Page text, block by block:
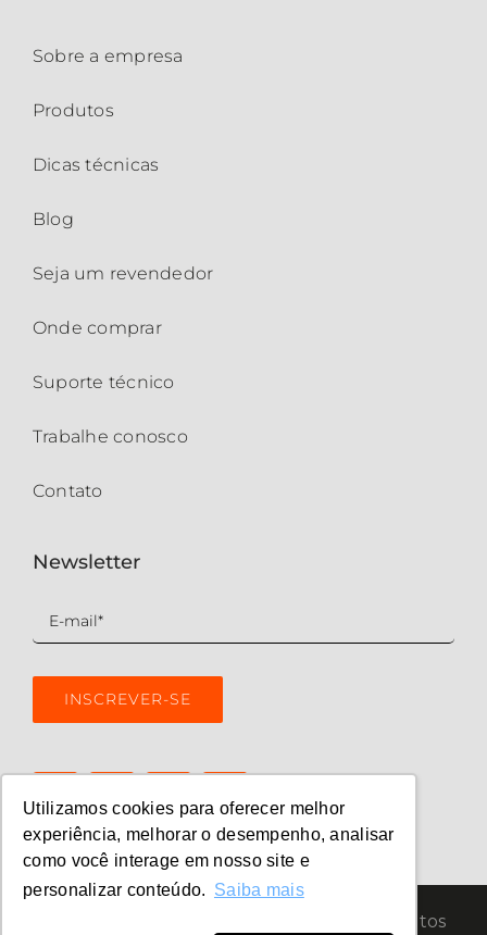
Utilizamos cookies para oferecer melhor
experiência, melhorar o desempenho, analisar
como você interage em nosso site e
personalizar conteúdo. Saiba mais
Sobre a empresa
Produtos
Dicas técnicas
Blog
Seja um revendedor
Onde comprar
Suporte técnico
Trabalhe conosco
Contato
Newsletter
© Copyright 2026 | Quimatic | Todos os direitos